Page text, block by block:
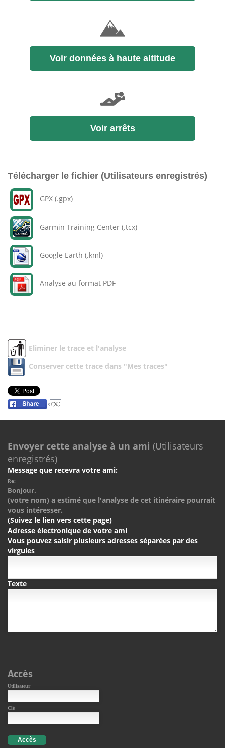
Voir données à haute altitude
Voir arrêts
Télécharger le fichier (Utilisateurs enregistrés)
GPX (.gpx)
Garmin Training Center (.tcx)
Google Earth (.kml)
Analyse au format PDF
Eliminer le trace et l'analyse
Conserver cette trace dans "Mes traces"
Envoyer cette analyse à un ami (Utilisateurs
enregistrés)
Message que recevra votre ami:
Re:
Bonjour.
(votre nom) a estimé que l'analyse de cet itinéraire pourrait
vous intéresser.
(Suivez le lien vers cette page)
Adresse électronique de votre ami
Vous pouvez saisir plusieurs adresses séparées par des
virgules
Texte
Accès
Utilisateur
Clé
Accès